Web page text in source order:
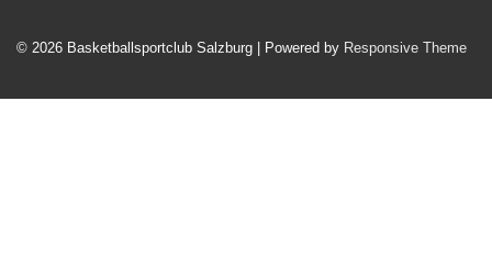
© 2026 Basketballsportclub Salzburg | Powered by Responsive Theme